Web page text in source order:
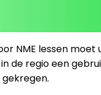
NME lessen moet
de regio een